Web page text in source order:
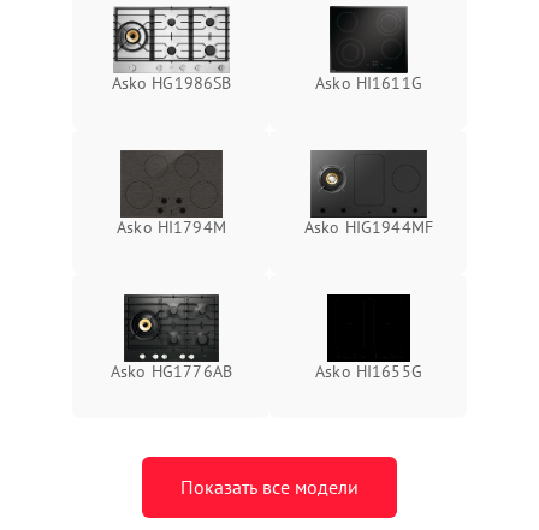
Asko HG1986SB Asko HI1611G
Asko HI1794M Asko HIG1944MF
Asko HG1776AB Asko HI1655G
Показать все модели